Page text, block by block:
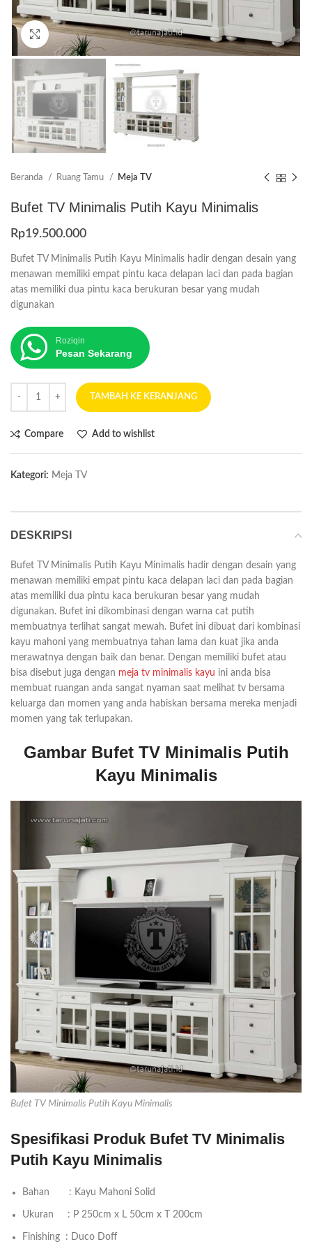
Click to enlarge
Beranda Ruang Tamu Meja TV
Bufet TV Minimalis Putih Kayu Minimalis
Rp19.500.000
Bufet TV Minimalis Putih Kayu Minimalis hadir dengan desain yang
menawan memiliki empat pintu kaca delapan laci dan pada bagian
atas memiliki dua pintu kaca berukuran besar yang mudah
digunakan
Roziqin
Pesan Sekarang
TAMBAH KE KERANJANG
Compare Add to wishlist
Kategori: Meja TV
DESKRIPSI
Bufet TV Minimalis Putih Kayu Minimalis hadir dengan desain yang
menawan memiliki empat pintu kaca delapan laci dan pada bagian
atas memiliki dua pintu kaca berukuran besar yang mudah
digunakan. Bufet ini dikombinasi dengan warna cat putih
membuatnya terlihat sangat mewah. Bufet ini dibuat dari kombinasi
kayu mahoni yang membuatnya tahan lama dan kuat jika anda
merawatnya dengan baik dan benar. Dengan memiliki bufet atau
bisa disebut juga dengan meja tv minimalis kayu ini anda bisa
membuat ruangan anda sangat nyaman saat melihat tv bersama
keluarga dan momen yang anda habiskan bersama mereka menjadi
momen yang tak terlupakan.
Gambar Bufet TV Minimalis Putih
Kayu Minimalis
Bufet TV Minimalis Putih Kayu Minimalis
Spesifikasi Produk Bufet TV Minimalis
Putih Kayu Minimalis
Bahan : Kayu Mahoni Solid
Ukuran : P 250cm x L 50cm x T 200cm
Finishing : Duco Doff